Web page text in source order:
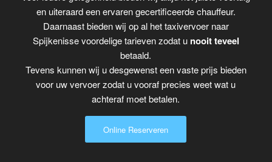
en uiteraard een ervaren gecertificeerde chauffeur.
Daarnaast bieden wij op al het taxivervoer naar
Spijkenisse voordelige tarieven zodat u nooit teveel
betaald.
Tevens kunnen wij u desgewenst een vaste prijs bieden
voor uw vervoer zodat u vooraf precies weet wat u
achteraf moet betalen.
Online Reserveren